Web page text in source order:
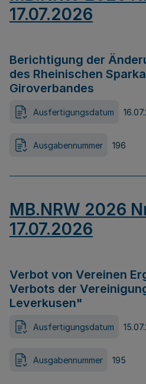
17.07.2026
Berichtigung der
des Rheinischen
Giroverbandes
Ausfertigungsdatum
Ausgabennummer 196
MB.NRW 2026
17.07.2026
Verbot von Vereinen
Verbots der
Leverkusen"
Ausfertigungsdatum
Ausgabennummer 195